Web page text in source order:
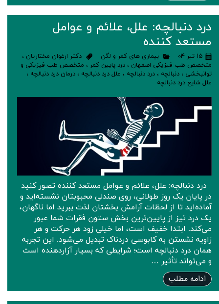
درد دنبالچه: علل، علائم و عوامل
مستعد کننده
۱۵ تیر ۰۴ بیماری های کمر و لگن دکتر ارغوان مختاریان ،
متخصص طب فیزیکی اصفهان ، درد پایین کمر ، متخصص طب فیزیکی و
توانبخشی ، دنبالچه ، درد دنبالچه ، علل درد دنبالچه ، درمان درد دنبالچه ،
علل شایع درد دنبالچه
درد دنبالچه: علل، علائم و عوامل مستعد کننده تصور کنید
در پایان یک روز طولانی، روی صندلی محبوبتان نشسته‌اید و
آماده‌اید تا از لحظات آرامش بخشتان لذت ببرید اما ناگهان،
یک درد تیز از پایین‌ترین بخش ستون فقرات شما عبور
می‌کند. ابتدا خفیف است، اما خیلی زود هر حرکت و هر
زاویه نشستن به کابوسی دردناک تبدیل می‌شود. این تجربه
همان درد دنبالچه است؛ شرایطی که بسیار آزاردهنده است
و می‌تواند تأثیر …
ادامه مطلب